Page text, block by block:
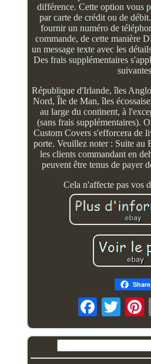
différence. Cette option vous
par carte de crédit ou de
fournir un numéro de
commande, de cette manière
un message texte avec les
Des frais supplémentaires
République d'Irlande, îles
Nord, Île de Man, îles
au large du continent, à
(sans frais supplémentaires).
Custom Covers s'efforcera de
porte. Veuillez noter : Suite
les clients commandant en
peuvent être tenus de payer
Cela n'affecte pas vos
Share